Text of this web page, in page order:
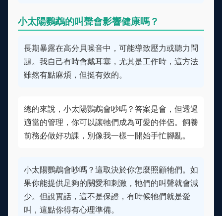
小太陽鸚鵡的叫聲會影響健康嗎？
長期暴露在高分貝噪音中，可能導致壓力或聽力問
題。我自己有時會戴耳塞，尤其是工作時，這方法
雖然有點麻煩，但挺有效的。
總的來說，小太陽鸚鵡會吵嗎？答案是會，但透過
適當的管理，你可以讓牠們成為可愛的伴侶。飼養
前務必做好功課，別像我一樣一開始手忙腳亂。
小太陽鸚鵡會吵嗎？這取決於你怎麼照顧牠們。如
果你能提供足夠的關愛和刺激，牠們的叫聲就會減
少。但說實話，這不是保證，有時候牠們就是愛
叫，這點你得有心理準備。